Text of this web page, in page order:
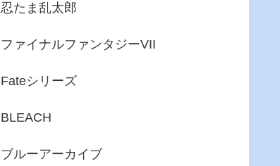
忍たま乱太郎
ファイナルファンタジーVII
Fateシリーズ
BLEACH
ブルーアーカイブ